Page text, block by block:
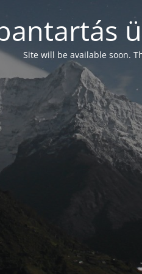
Site will be available soon.